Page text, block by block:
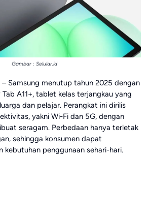
Gambar : Selular.id
– Samsung menutup tahun 2025 dengan
A11+, tablet kelas terjangkau yang
dan pelajar. Perangkat ini dirilis
yakni Wi-Fi dan 5G, dengan
seragam. Perbedaan hanya terletak
sehingga konsumen dapat
kebutuhan penggunaan sehari-hari.